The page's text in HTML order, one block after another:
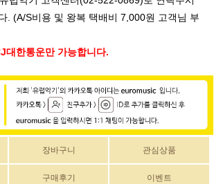
. (A/S비용 및 왕복 택배비 7,000원 고객님 부
대한통운만 가능합니다.
장바구니 관심상품
구매후기 이벤트